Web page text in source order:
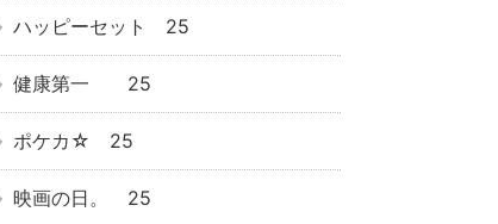
ハッピーセット 25
健康第一 25
ポケカ☆ 25
映画の日。 25